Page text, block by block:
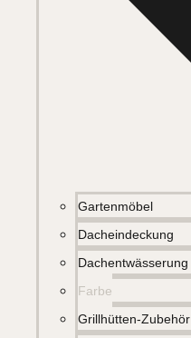
Gartenmöbel
Dacheindeckung
Dachentwässerung
Farbe
Grillhütten-Zubehör